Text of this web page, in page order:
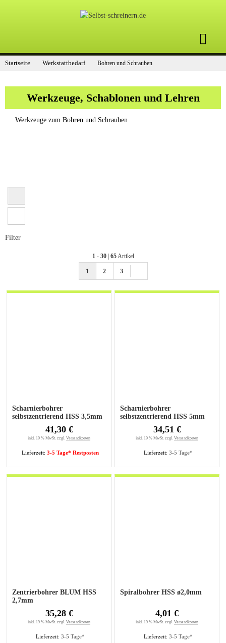
Startseite Werkstattbedarf Bohren und Schrauben
Werkzeuge, Schablonen und Lehren
Werkzeuge zum Bohren und Schrauben
Filter
1- 30| 65Artikel
1 2 3
Scharnierbohrer
selbstzentrierend HSS 3,5mm
Lieferzeit: 3-5 Tage* Restposten
41,30 €
inkl. 19 % MwSt. zzgl. Versandkosten
Scharnierbohrer
selbstzentrierend HSS 5mm
Lieferzeit: 3-5 Tage*
34,51 €
inkl. 19 % MwSt. zzgl. Versandkosten
Zentrierbohrer BLUM HSS
2,7mm
Lieferzeit: 3-5 Tage*
35,28 €
inkl. 19 % MwSt. zzgl. Versandkosten
Spiralbohrer HSS ø2,0mm
Lieferzeit: 3-5 Tage*
4,01 €
inkl. 19 % MwSt. zzgl. Versandkosten